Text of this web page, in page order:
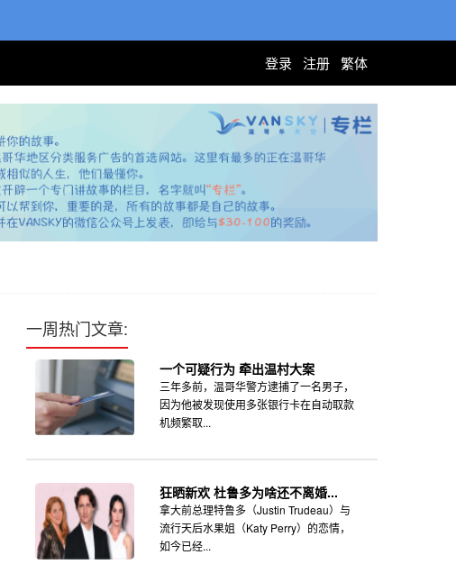
登录 注册 繁体
一周热门文章:
一个可疑行为 牵出温村大案
三年多前，温哥华警方逮捕了一名男子，
因为他被发现使用多张银行卡在自动取款
机频繁取...
狂晒新欢 杜鲁多为啥还不离婚...
拿大前总理特鲁多（Justin Trudeau）与
流行天后水果姐（Katy Perry）的恋情，
如今已经...